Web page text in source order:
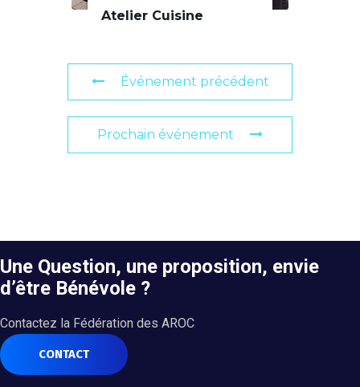
Atelier Cuisine
Événement précédent
Prochain événement
Une Question, une proposition, envie
d’être Bénévole ?
Contactez la Fédération des AROC
CONTACT